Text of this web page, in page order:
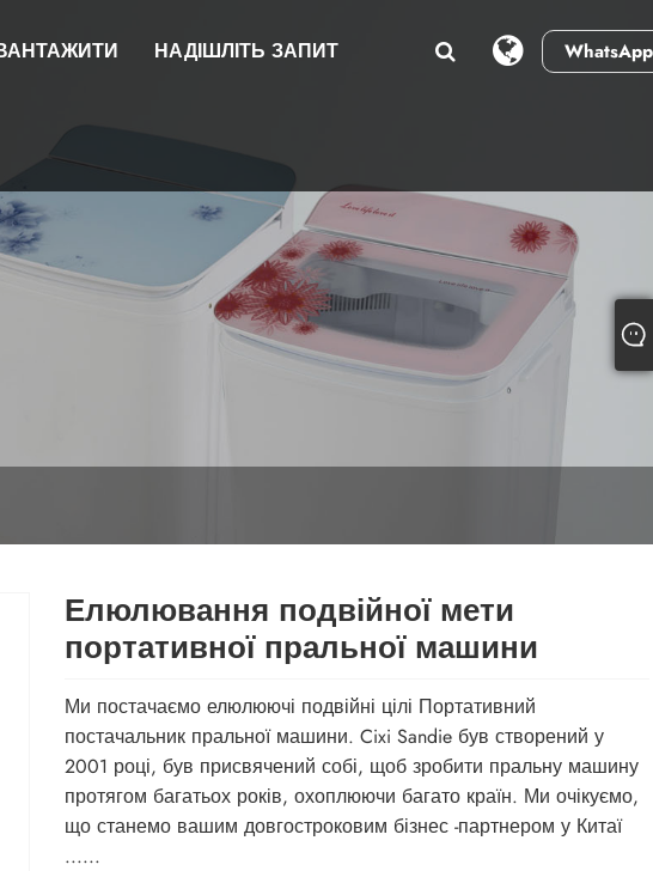
WhatsApp
НАДІШЛІТЬ ЗАПИТ
Елюлювання подвійної мети
портативної пральної машини
Ми постачаємо елюлюючі подвійні цілі Портативний
постачальник пральної машини. Cixi Sandie був створений у
2001 році, був присвячений собі, щоб зробити пральну машину
протягом багатьох років, охоплюючи багато країн. Ми очікуємо,
що станемо вашим довгостроковим бізнес -партнером у Китаї
......